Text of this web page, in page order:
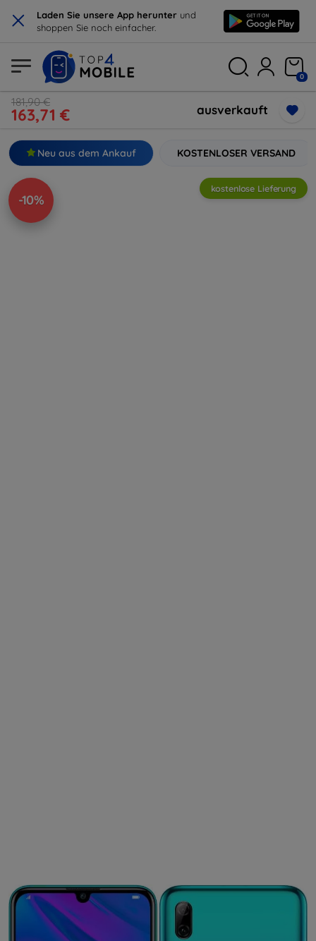
× Laden Sie unsere App herunter und
shoppen Sie noch einfacher.
0
181,90 €
163,71 € ausverkauft
Neu aus dem Ankauf KOSTENLOSER VERSAND
-10%
kostenlose Lieferung